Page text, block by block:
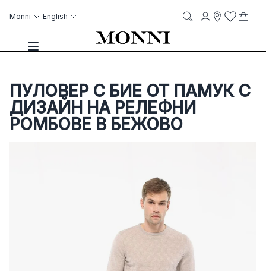
Monni Language
English
Toggle Nav
AccountWish List
My
ПУЛОВЕР С БИЕ ОТ ПАМУК С
ДИЗАЙН НА РЕЛЕФНИ
РОМБОВЕ В БЕЖОВО